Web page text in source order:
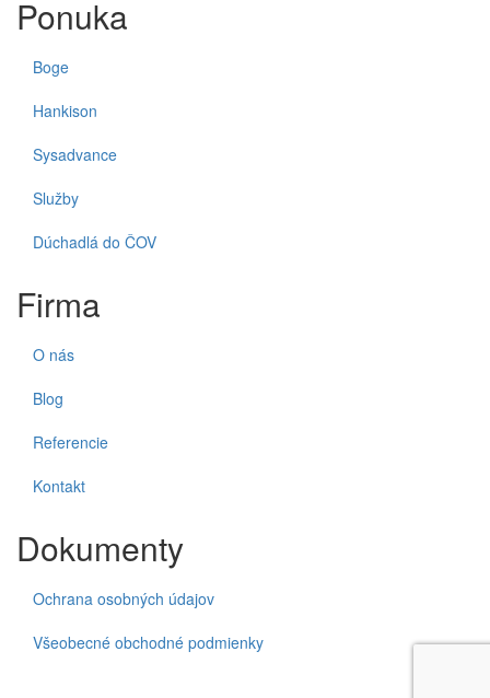
Ponuka
Boge
Hankison
Sysadvance
Služby
Dúchadlá do ČOV
Firma
O nás
Blog
Referencie
Kontakt
Dokumenty
Ochrana osobných údajov
Všeobecné obchodné podmienky